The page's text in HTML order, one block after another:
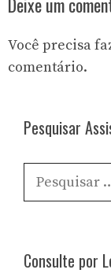
Você precisa
comentário.
Pesquisar
Pesquisar
por:
Consulte por